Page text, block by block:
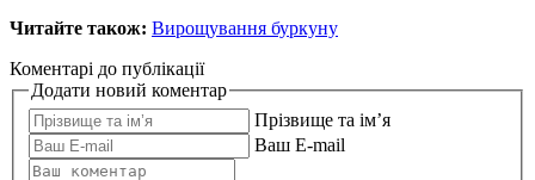
Читайте також: Вирощування буркуну
Коментарі до публікації
Додати новий коментар
Прізвище та ім’я
Ваш E-mail